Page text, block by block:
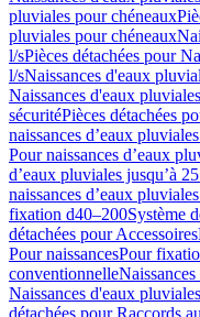
pluviales pour chéneaux
pluviales pour chéneaux
l/sPièces détachées pour
l/sNaissances d'eaux
Naissances d'eaux
sécuritéPièces détachées
naissances d’eaux
Pour naissances d’eaux
d’eaux pluviales jusqu’à
naissances d’eaux
fixation d40–200Système
détachées pour Accessoires
Pour naissancesPour
conventionnelle
Naissances d'eaux pluviales
détachées pour Raccords